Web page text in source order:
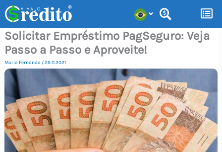
para
conteúdo
Solicitar Empréstimo PagSeguro: Veja
Passo a Passo e Aproveite!
Maria Fernanda /29.11.2021